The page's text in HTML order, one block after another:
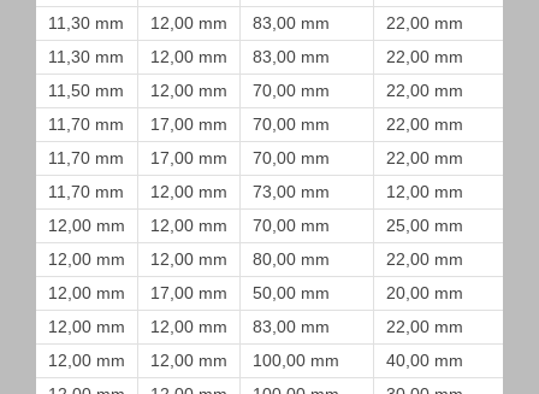
11,30 mm
12,00 mm 83,00 mm
22,00 mm
11,30 mm
12,00 mm 83,00 mm
22,00 mm
11,50 mm
12,00 mm 70,00 mm
22,00 mm
11,70 mm
17,00 mm 70,00 mm
22,00 mm
11,70 mm
17,00 mm 70,00 mm
22,00 mm
11,70 mm
12,00 mm 73,00 mm
12,00 mm
12,00 mm
12,00 mm 70,00 mm
25,00 mm
12,00 mm
12,00 mm 80,00 mm
22,00 mm
12,00 mm
17,00 mm 50,00 mm
20,00 mm
12,00 mm
12,00 mm 83,00 mm
22,00 mm
12,00 mm
12,00 mm 100,00 mm
40,00 mm